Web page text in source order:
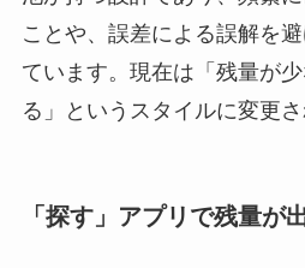
ことや、誤差による誤解を
ています。現在は「残量が
る」というスタイルに変更さ
「探す」アプリで残量が